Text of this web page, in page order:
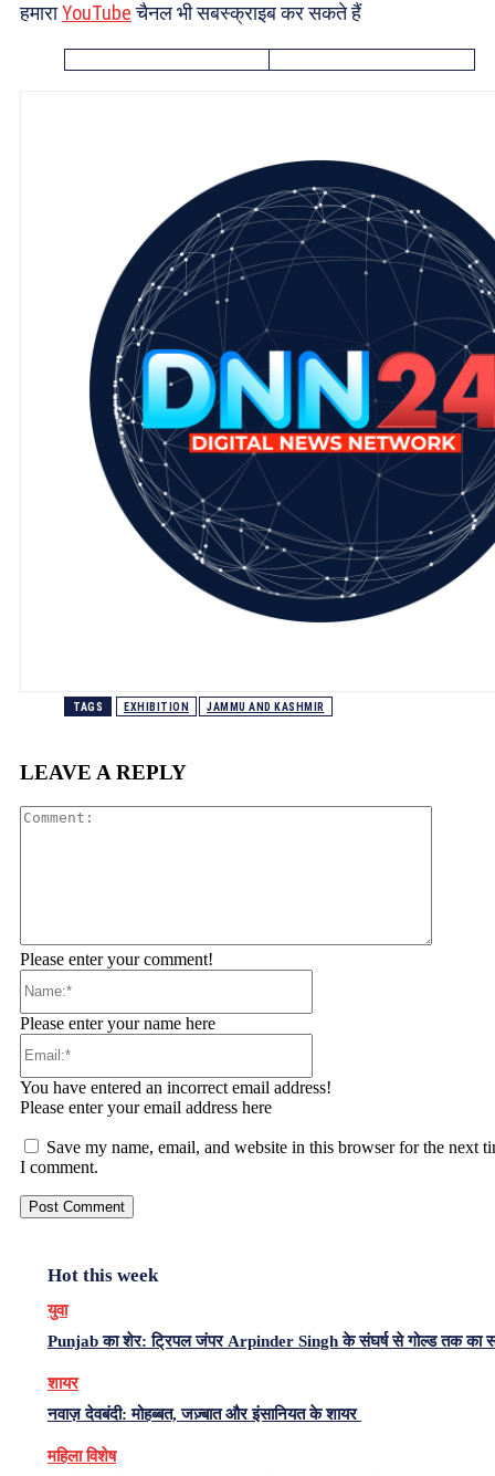
हमाराYouTubeचैनल भी सबस्क्राइब कर सकते हैं
TAGS EXHIBITION JAMMU AND KASHMIR
LEAVE A REPLY
Please enter your comment!
Please enter your name here
You have entered an incorrect email address!
Please enter your email address here
Save my name, email, and website in this browser for the next
I comment.
Hot this week
युवा
Punjab का शेर: ट्रिपल जंपर Arpinder Singh के संघर्ष से गोल्ड तक का
शायर
नवाज़ देवबंदी: मोहब्बत, जज़्बात और इंसानियत के शायर
महिला विशेष